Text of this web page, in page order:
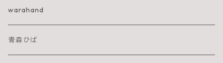
IWA KI SUN
SHIRAKAMI sanchi
warahand
青森ひば